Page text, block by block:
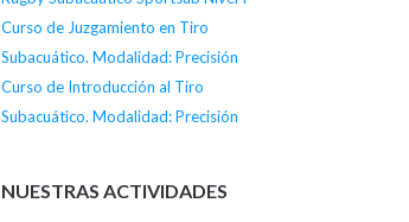
Curso de Juzgamiento en Tiro
Subacuático. Modalidad: Precisión
Curso de Introducción al Tiro
Subacuático. Modalidad: Precisión
NUESTRAS ACTIVIDADES